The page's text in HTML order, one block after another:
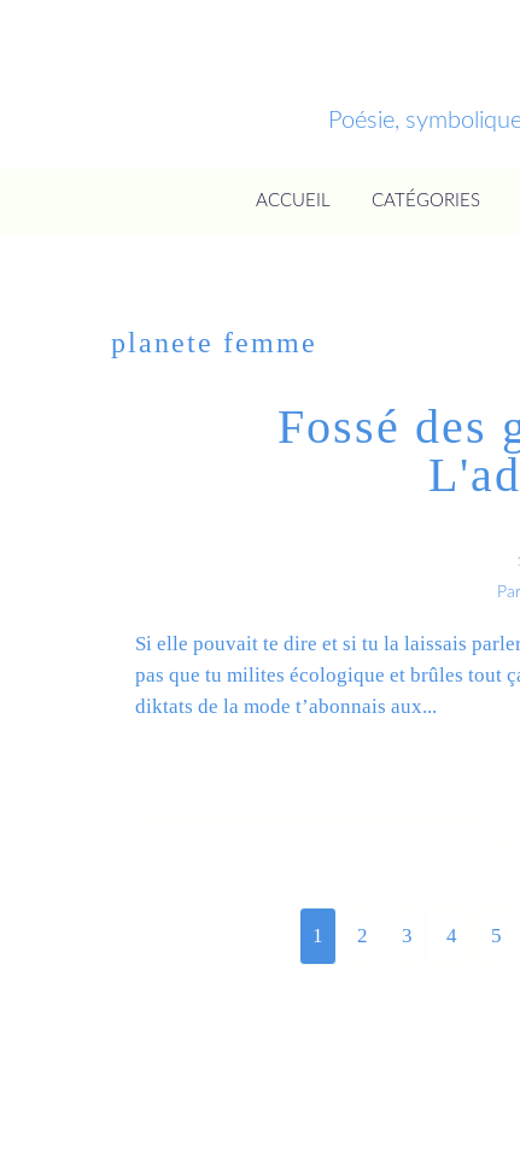
Poésie,
ACCUEIL CATÉGORIES
planete femme
Fossé des
Si elle pouvait te dire et si tu la laissais
pas que tu milites écologique et brûles tout
diktats de la mode t’abonnais aux...
1 2 3 4 5